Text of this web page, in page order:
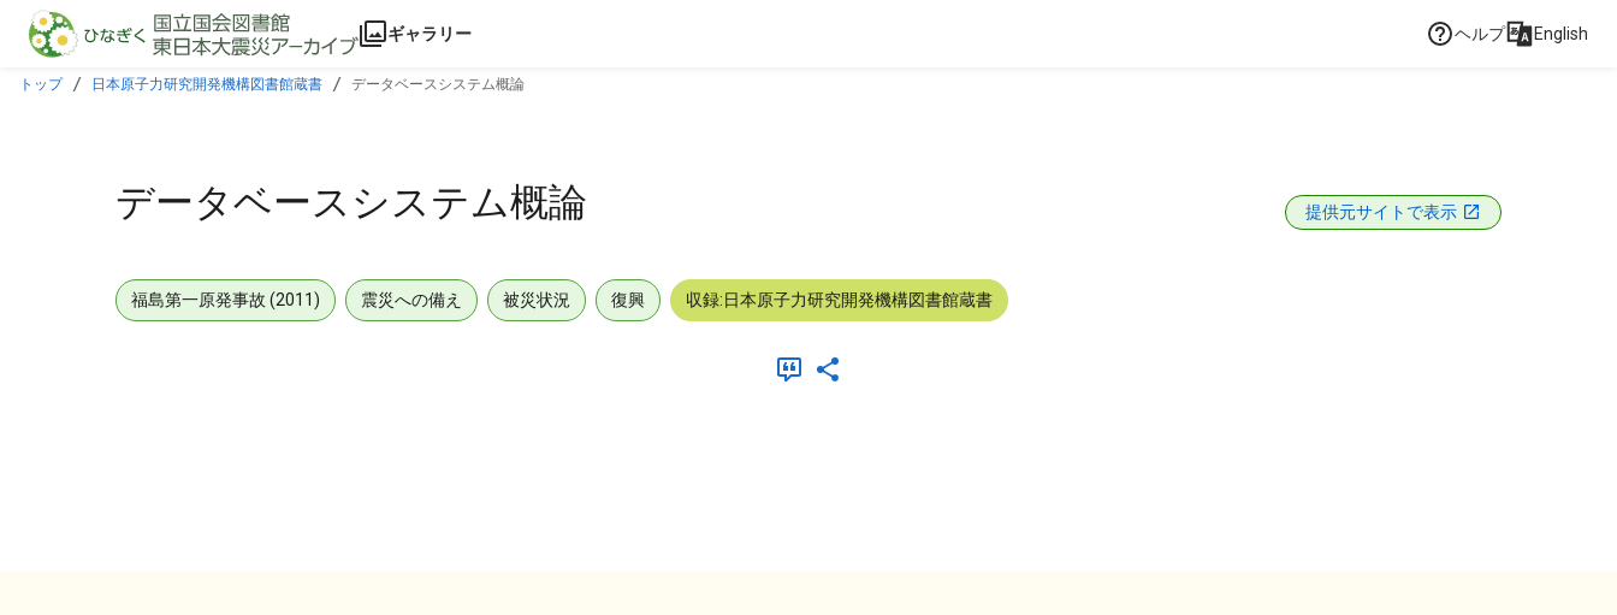
本文に飛ぶ
ギャラリー ヘルプ English
トップ 日本原子力研究開発機構図書館蔵書 データベースシステム概論
データベースシステム概論 提供元サイトで表示
福島第一原発事故 (2011) 震災への備え 被災状況 復興 収録:日本原子力研究開発機構図書館蔵書